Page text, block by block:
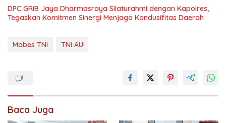
DPC GRIB Jaya Dharmasraya Silaturahmi dengan Kapolres,
Tegaskan Komitmen Sinergi Menjaga Kondusifitas Daerah
Mabes TNI TNI AU
Baca Juga